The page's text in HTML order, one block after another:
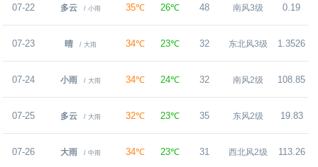
07-22 多云 / 小雨 35℃ 26℃ 48 南风3级 0.19
07-23 晴 / 大雨 34℃ 23℃ 32 东北风3级 1.3526
07-24 小雨 / 大雨 34℃ 24℃ 32 南风2级 108.85
07-25 多云 / 大雨 32℃ 23℃ 35 东风2级 19.83
07-26 大雨 / 中雨 34℃ 23℃ 31 西北风2级 113.26